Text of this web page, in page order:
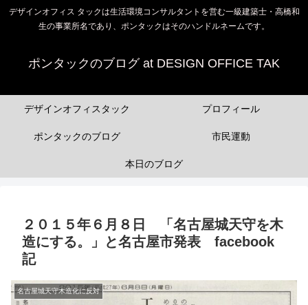
デザインオフィス タックは生活環境コンサルタントを営む一級建築士・高橋和
生の事業所名であり、ポンタックはそのハンドルネームです。
ポンタックのブログ at DESIGN OFFICE TAK
デザインオフィスタック プロフィール
ポンタックのブログ 市民運動
本日のブログ
２０１５年６月８日 「名古屋城天守を木
造にする。」と名古屋市発表 facebook
記
名古屋城天守木造化に反対